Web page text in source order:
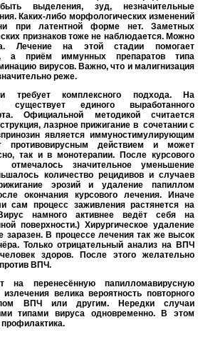
выделения, зуд, незначительные
Каких-либо морфологических изменений
при латентной форме нет. Заметных
признаков тоже не наблюдается. Можно
Лечение на этой стадии помогает
а приём иммунных препаратов типа
вирусов. Важно, что и малигнизация
реже.
требует комплексного подхода. На
единого выработанного
Официальной методикой считается
лазрное прижигание в сочетании с
является иммуностимулирующим
противовирусным действием и может
так и в монотерапии. После курсового
отмечалось значительное уменьшение
количество рецидивов и случаев
эрозий и удаление папиллом
окончания курсового лечения. Иначе
сам процесс заживления растянется на
намного активнее ведёт себя на
поверхности.) Хирургическое удаление
заразен. В процессе лечения так же высок
Только отрицательный анализ на ВПЧ
здоров. После этого желательно
ВПЧ.
на перенесённую папилломавирусную
велика вероятность повторного
ВПЧ или другим. Нередки случаи
типами вируса одновременно. В этом
профилактика.